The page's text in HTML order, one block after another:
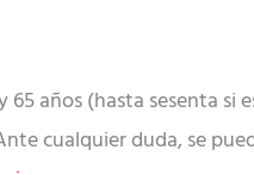
años (hasta sesenta si
cualquier duda, se